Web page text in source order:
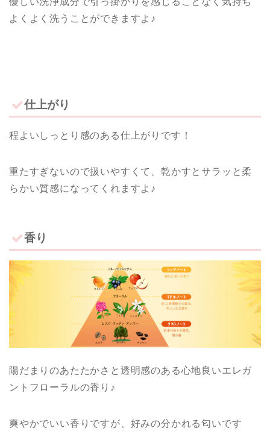
よくよく洗うことができますよ♪
仕上がり
程よいしっとり感のある仕上がりです！
重たすぎないので扱いやすくて、乾かすとサラッと柔
らかい質感になってくれますよ♪
香り
陽だまりのあたたかさと透明感のある心地良いエレガ
ントフローラルの香り♪
爽やかでいい香りですが、好みの分かれる匂いです